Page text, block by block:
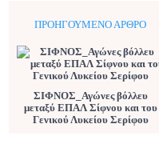
ΠΡΟΗΓΟΎΜΕΝΟ ΆΡΘΡΟ
ΣΙΦΝΟΣ_Αγώνες βόλλευ
μεταξύ ΕΠΑΛ Σίφνου και του
Γενικού Λυκείου Σερίφου